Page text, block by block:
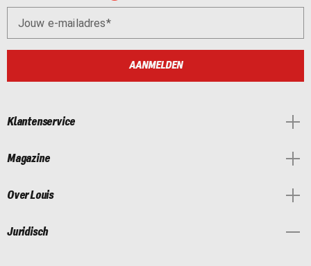
Jouw e-mailadres
AANMELDEN
Klantenservice
Magazine
Over Louis
Juridisch